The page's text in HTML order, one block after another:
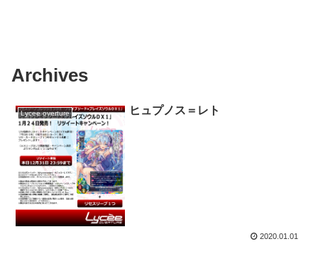
Archives
Lycee overture ヒュプノス＝レト
2020.01.01